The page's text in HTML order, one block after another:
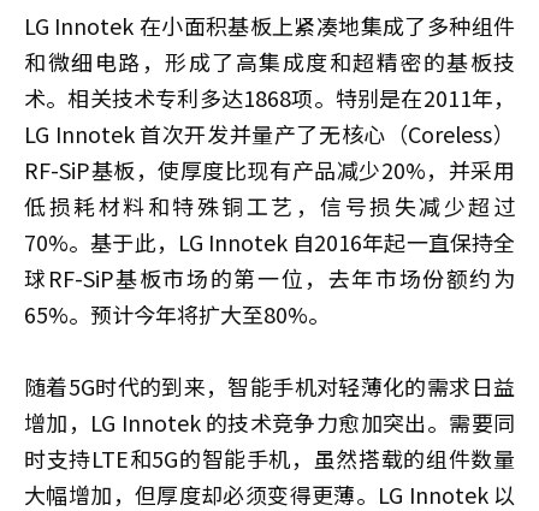
LG Innotek 在小面积基板上紧凑地集成了多种组件
和微细电路，形成了高集成度和超精密的基板技
术。相关技术专利多达1868项。特别是在2011年，
LG Innotek 首次开发并量产了无核心（Coreless）
RF-SiP基板，使厚度比现有产品减少20%，并采用
低损耗材料和特殊铜工艺，信号损失减少超过
70%。基于此，LG Innotek 自2016年起一直保持全
球RF-SiP基板市场的第一位，去年市场份额约为
65%。预计今年将扩大至80%。
随着5G时代的到来，智能手机对轻薄化的需求日益
增加，LG Innotek 的技术竞争力愈加突出。需要同
时支持LTE和5G的智能手机，虽然搭载的组件数量
大幅增加，但厚度却必须变得更薄。LG Innotek 以